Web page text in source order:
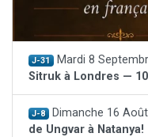
J-31 Mardi 8
Sitruk à Londres —
J-8 Dimanche 16 Août
de Ungvar à Natanya!